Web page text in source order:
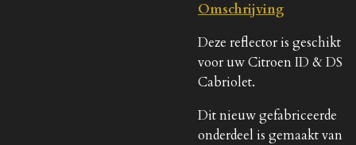
Omschrijving
Deze reflector is geschikt
voor uw Citroen ID & DS
Cabriolet.
Dit nieuw gefabriceerde
onderdeel is gemaakt van